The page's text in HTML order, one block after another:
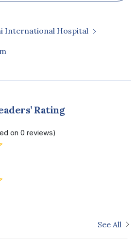
International Hospital
Rating
on 0 reviews)
See All